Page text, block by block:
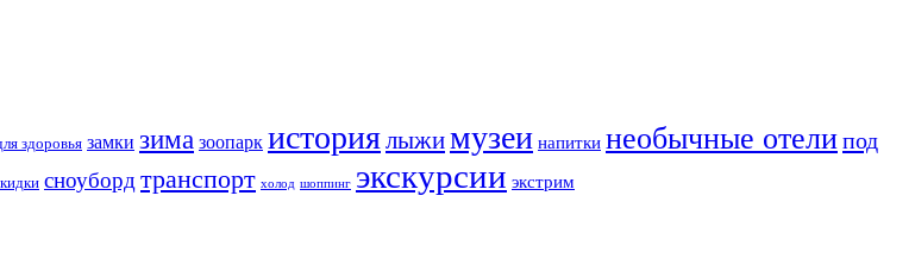
здоровья замки зима зоопарк историялыжимузеи напитки необычные отелипод
сноуборд транспорт холод шоппинг экскурсии экстрим